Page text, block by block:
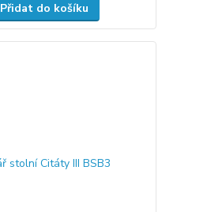
Přidat do košíku